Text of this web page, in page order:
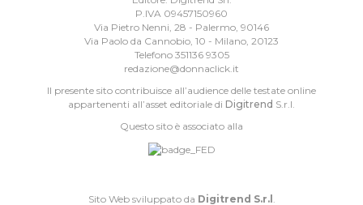
P.IVA 09457150960
Via Pietro Nenni, 28 - Palermo, 90146
Via Paolo da Cannobio, 10 - Milano, 20123
Telefono 351136 9305
redazione@donnaclick.it
Il presente sito contribuisce all’audience delle testate online
appartenenti all’asset editoriale di Digitrend S.r.l.
Questo sito è associato alla
Sito Web sviluppato da Digitrend S.r.l